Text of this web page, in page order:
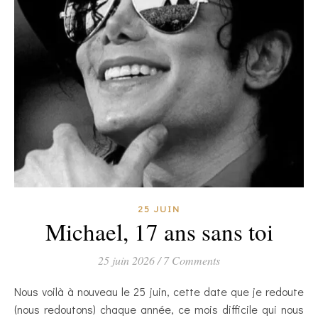
25 JUIN
Michael, 17 ans sans toi
25 juin 2026/ 7 Comments
Nous voilà à nouveau le 25 juin, cette date que je redoute
(nous redoutons) chaque année, ce mois difficile qui nous